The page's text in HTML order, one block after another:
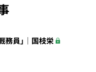
務員」｜国枝栄